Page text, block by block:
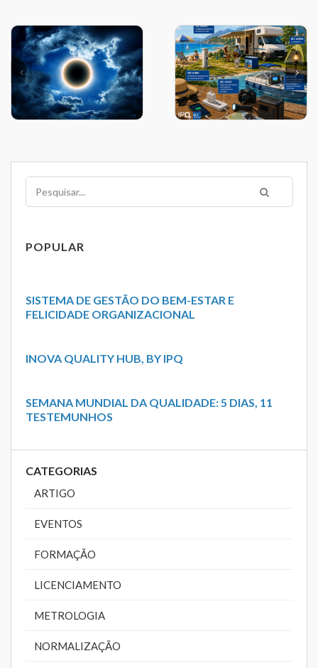
Pesquisar
POPULAR
SISTEMA DE GESTÃO DO BEM-ESTAR E
FELICIDADE ORGANIZACIONAL
INOVA QUALITY HUB, BY IPQ
SEMANA MUNDIAL DA QUALIDADE: 5 DIAS, 11
TESTEMUNHOS
CATEGORIAS
ARTIGO
EVENTOS
FORMAÇÃO
LICENCIAMENTO
METROLOGIA
NORMALIZAÇÃO